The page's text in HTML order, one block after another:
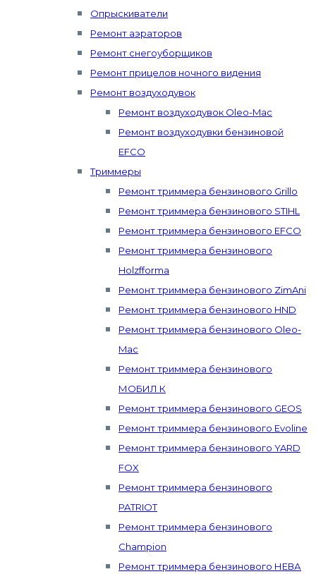
Опрыскиватели
Ремонт аэраторов
Ремонт снегоуборщиков
Ремонт прицелов ночного видения
Ремонт воздуходувок
Ремонт воздуходувок Oleo-Mac
Ремонт воздуходувки бензиновой
EFCO
Триммеры
Ремонт триммера бензинового Grillo
Ремонт триммера бензинового STIHL
Ремонт триммера бензинового EFCO
Ремонт триммера бензинового
Holzfforma
Ремонт триммера бензинового ZimAni
Ремонт триммера бензинового HND
Ремонт триммера бензинового Oleo-
Mac
Ремонт триммера бензинового
МОБИЛ К
Ремонт триммера бензинового GEOS
Ремонт триммера бензинового Evoline
Ремонт триммера бензинового YARD
FOX
Ремонт триммера бензинового
PATRIOT
Ремонт триммера бензинового
Champion
Ремонт триммера бензинового НЕВА